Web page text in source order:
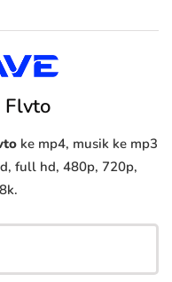
Flvto
ke mp4, musik ke mp3
full hd, 480p, 720p,